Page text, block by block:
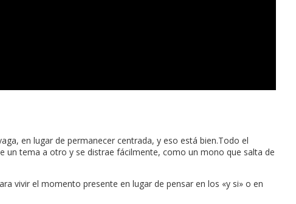
en lugar de permanecer centrada, y eso está bien.Todo el
un tema a otro y se distrae fácilmente, como un mono que salta de
vivir el momento presente en lugar de pensar en los «y si» o en